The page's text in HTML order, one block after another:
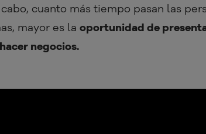
cuanto más tiempo pasan las
mayor es la oportunidad de
negocios.